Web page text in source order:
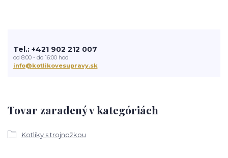
Tovar zaradený v kategóriách
Kotlíky s trojnožkou
Tel.: +421 902 212 007
od 8:00 - do 16:00 hod
info@kotlikovesupravy.sk